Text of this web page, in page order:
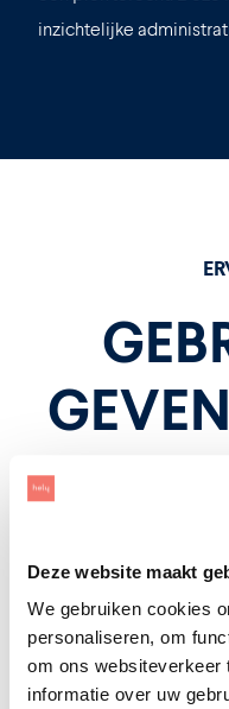
Deze website maakt
We gebruiken cookies
personaliseren, om
om ons websiteverkeer
informatie over uw
inzichtelijke
ons centraal. We
2025 ontvingen we een
sterren uit ruim 23.251
tot 10). Omdat we dit na